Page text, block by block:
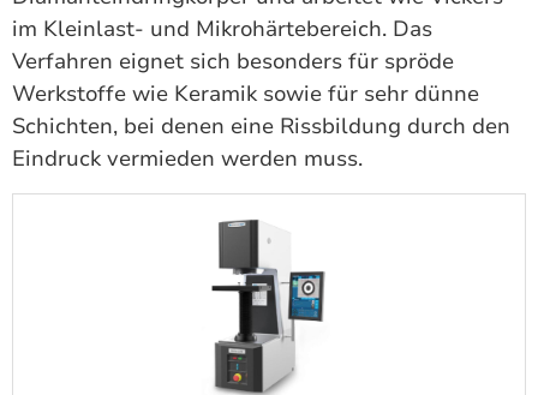
im Kleinlast- und Mikrohärtebereich. Das
Verfahren eignet sich besonders für spröde
Werkstoffe wie Keramik sowie für sehr dünne
Schichten, bei denen eine Rissbildung durch den
Eindruck vermieden werden muss.